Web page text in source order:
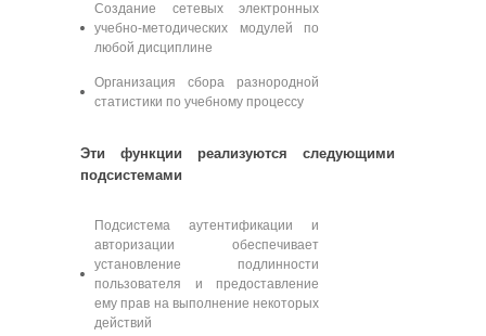
Создание сетевых электронных
учебно-методических модулей по
любой дисциплине
Организация сбора разнородной
статистики по учебному процессу
Эти функции реализуются следующими
подсистемами
Подсистема аутентификации и
авторизации обеспечивает
установление подлинности
пользователя и предоставление
ему прав на выполнение некоторых
действий